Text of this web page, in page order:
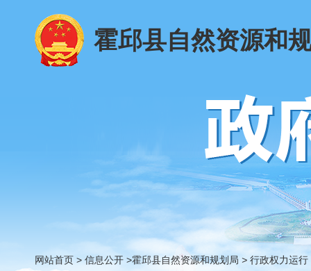
霍邱县自然资源和
网站首页 > 信息公开 >霍邱县自然资源和规划局 > 行政权力运行